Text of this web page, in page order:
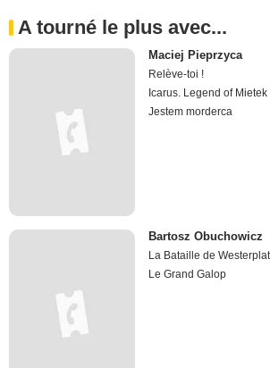
A tourné le plus avec...
Maciej Pieprzyca
Relève-toi !
Icarus. Legend of Mietek
Jestem morderca
Bartosz Obuchowicz
La Bataille de
Le Grand Galop